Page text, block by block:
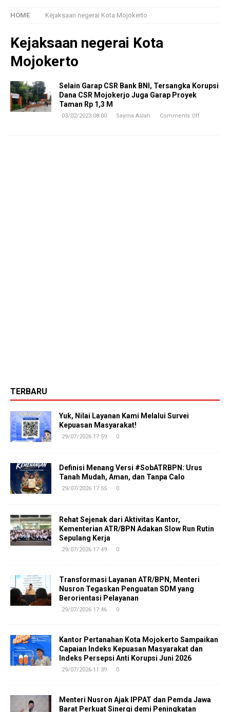
HOME Kejaksaan negerai Kota Mojokerto
Kejaksaan negerai Kota
Mojokerto
Selain Garap CSR Bank BNI, Tersangka Korupsi
Dana CSR Mojokerjo Juga Garap Proyek
Taman Rp 1,3 M
03/02/2023 08:00 Sayma Aslah Comments Off
TERBARU
Yuk, Nilai Layanan Kami Melalui Survei
Kepuasan Masyarakat!
29/07/2026 17:59 0
Definisi Menang Versi #SobATRBPN: Urus
Tanah Mudah, Aman, dan Tanpa Calo
29/07/2026 17:55 0
Rehat Sejenak dari Aktivitas Kantor,
Kementerian ATR/BPN Adakan Slow Run Rutin
Sepulang Kerja
29/07/2026 17:49 0
Transformasi Layanan ATR/BPN, Menteri
Nusron Tegaskan Penguatan SDM yang
Berorientasi Pelayanan
29/07/2026 17:46 0
Kantor Pertanahan Kota Mojokerto Sampaikan
Capaian Indeks Kepuasan Masyarakat dan
Indeks Persepsi Anti Korupsi Juni 2026
29/07/2026 11:39 0
Menteri Nusron Ajak IPPAT dan Pemda Jawa
Barat Perkuat Sinergi demi Peningkatan